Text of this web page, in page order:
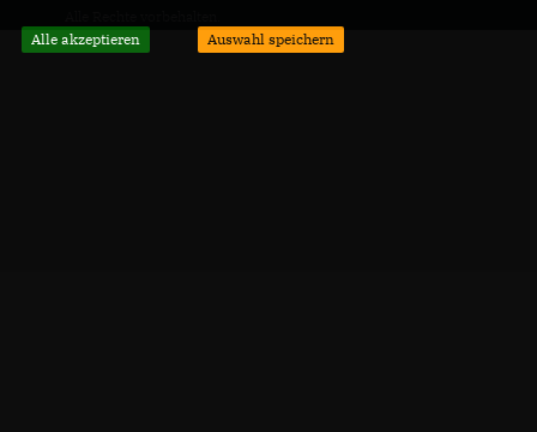
Alle akzeptieren Auswahl speichern